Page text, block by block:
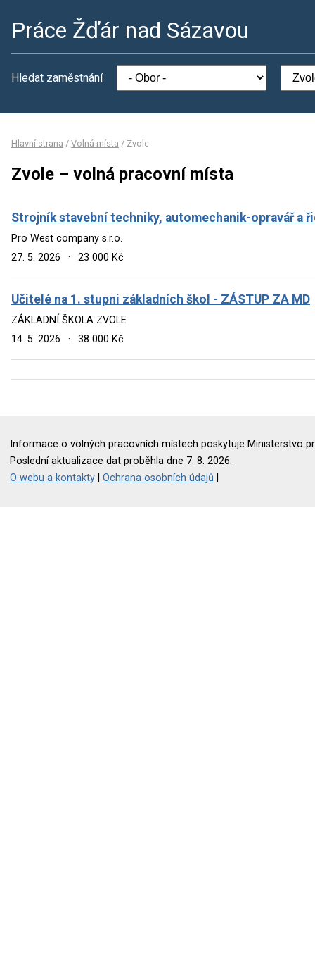
Práce Žďár nad Sázavou
Hledat zaměstnání
Hlavní strana / Volná místa / Zvole
Zvole – volná pracovní místa
Strojník stavební techniky, automechanik-opravář a
Pro West company s.r.o.
27. 5. 2026
· 23 000 Kč
Učitelé na 1. stupni základních škol - ZÁSTUP ZA MD
ZÁKLADNÍ ŠKOLA ZVOLE
14. 5. 2026
· 38 000 Kč
Informace o volných pracovních místech poskytuje Ministerstvo
Poslední aktualizace dat proběhla dne 7. 8. 2026.
O webu a kontakty |Ochrana osobních údajů